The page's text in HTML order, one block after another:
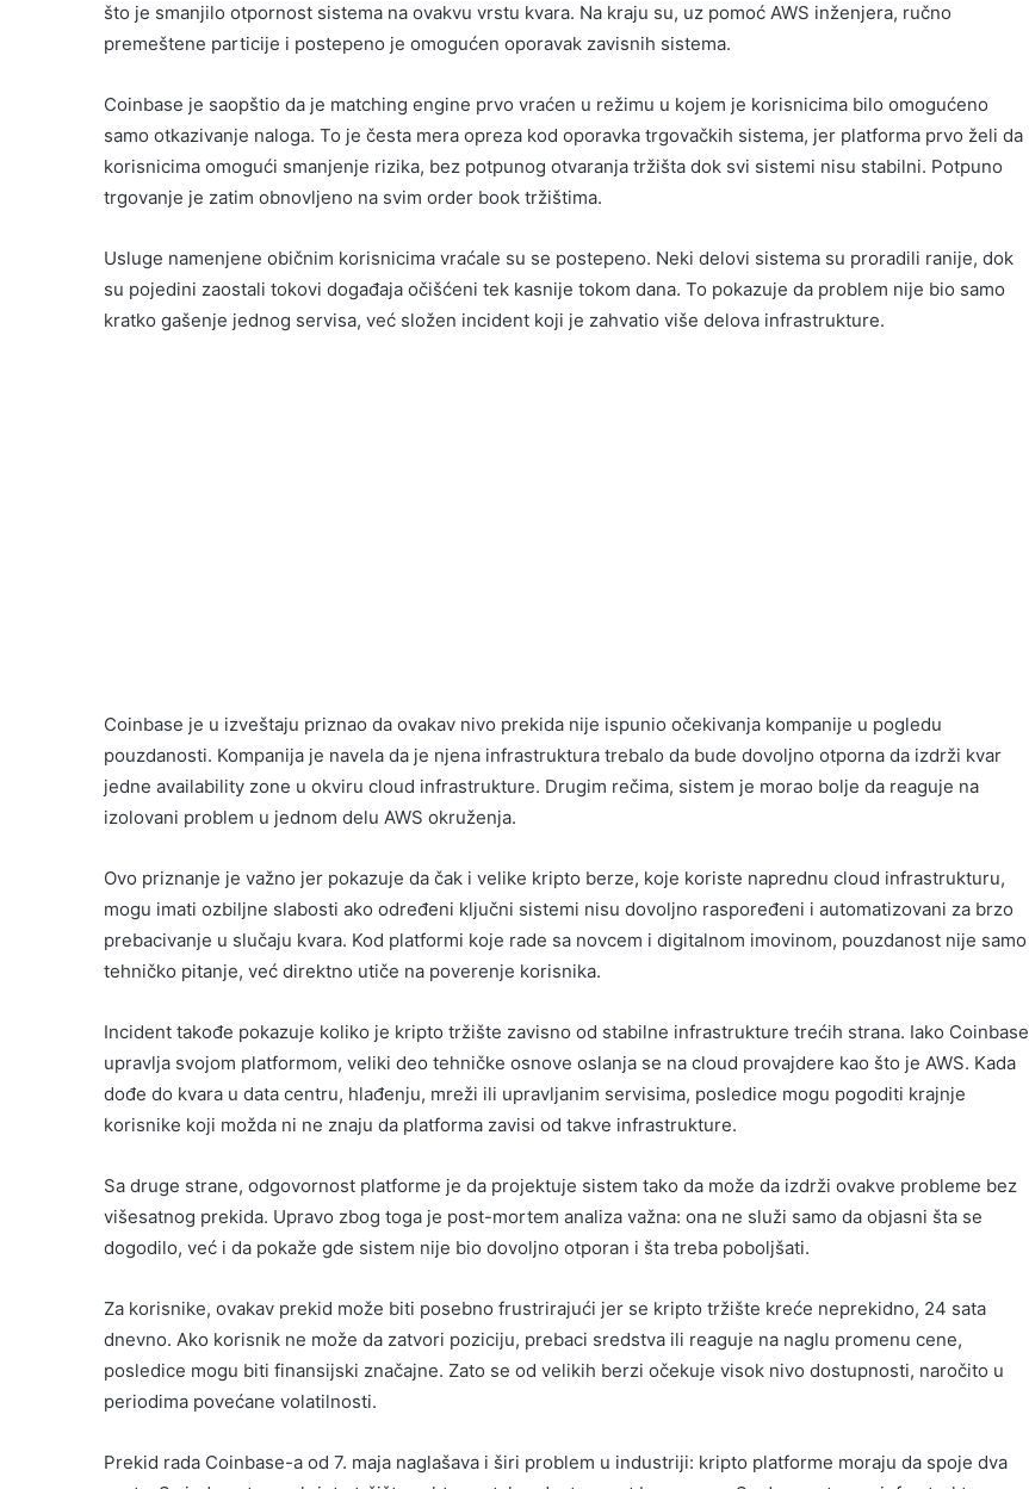
što je smanjilo otpornost sistema na ovakvu vrstu kvara. Na kraju su, uz pomoć AWS inženjera, ručno
premeštene particije i postepeno je omogućen oporavak zavisnih sistema.
Coinbase je saopštio da je matching engine prvo vraćen u režimu u kojem je korisnicima bilo omogućeno
samo otkazivanje naloga. To je česta mera opreza kod oporavka trgovačkih sistema, jer platforma prvo želi da
korisnicima omogući smanjenje rizika, bez potpunog otvaranja tržišta dok svi sistemi nisu stabilni. Potpuno
trgovanje je zatim obnovljeno na svim order book tržištima.
Usluge namenjene običnim korisnicima vraćale su se postepeno. Neki delovi sistema su proradili ranije, dok
su pojedini zaostali tokovi događaja očišćeni tek kasnije tokom dana. To pokazuje da problem nije bio samo
kratko gašenje jednog servisa, već složen incident koji je zahvatio više delova infrastrukture.
Coinbase je u izveštaju priznao da ovakav nivo prekida nije ispunio očekivanja kompanije u pogledu
pouzdanosti. Kompanija je navela da je njena infrastruktura trebalo da bude dovoljno otporna da izdrži kvar
jedne availability zone u okviru cloud infrastrukture. Drugim rečima, sistem je morao bolje da reaguje na
izolovani problem u jednom delu AWS okruženja.
Ovo priznanje je važno jer pokazuje da čak i velike kripto berze, koje koriste naprednu cloud infrastrukturu,
mogu imati ozbiljne slabosti ako određeni ključni sistemi nisu dovoljno raspoređeni i automatizovani za brzo
prebacivanje u slučaju kvara. Kod platformi koje rade sa novcem i digitalnom imovinom, pouzdanost nije samo
tehničko pitanje, već direktno utiče na poverenje korisnika.
Incident takođe pokazuje koliko je kripto tržište zavisno od stabilne infrastrukture trećih strana. Iako Coinbase
upravlja svojom platformom, veliki deo tehničke osnove oslanja se na cloud provajdere kao što je AWS. Kada
dođe do kvara u data centru, hlađenju, mreži ili upravljanim servisima, posledice mogu pogoditi krajnje
korisnike koji možda ni ne znaju da platforma zavisi od takve infrastrukture.
Sa druge strane, odgovornost platforme je da projektuje sistem tako da može da izdrži ovakve probleme bez
višesatnog prekida. Upravo zbog toga je post-mortem analiza važna: ona ne služi samo da objasni šta se
dogodilo, već i da pokaže gde sistem nije bio dovoljno otporan i šta treba poboljšati.
Za korisnike, ovakav prekid može biti posebno frustrirajući jer se kripto tržište kreće neprekidno, 24 sata
dnevno. Ako korisnik ne može da zatvori poziciju, prebaci sredstva ili reaguje na naglu promenu cene,
posledice mogu biti finansijski značajne. Zato se od velikih berzi očekuje visok nivo dostupnosti, naročito u
periodima povećane volatilnosti.
Prekid rada Coinbase-a od 7. maja naglašava i širi problem u industriji: kripto platforme moraju da spoje dva